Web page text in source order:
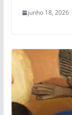
junho 18, 2026